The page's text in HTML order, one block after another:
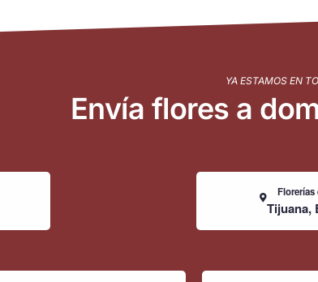
YA ESTAMOS EN
Envía flores a
Florerías
Tijuana,